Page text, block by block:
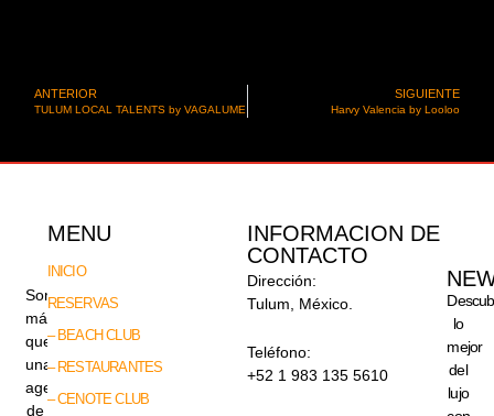
ANTERIOR
TULUM LOCAL TALENTS by VAGALUME
SIGUIENTE
Harvy Valencia by Looloo
Somos
más
que
una
agencia
de
MENU
INICIO
RESERVAS
– BEACH CLUB
– RESTAURANTES
– CENOTE CLUB
INFORMACION DE
CONTACTO
Dirección:
Tulum, México.
Teléfono:
+52 1 983 135 5610
lo
mejor
del
lujo